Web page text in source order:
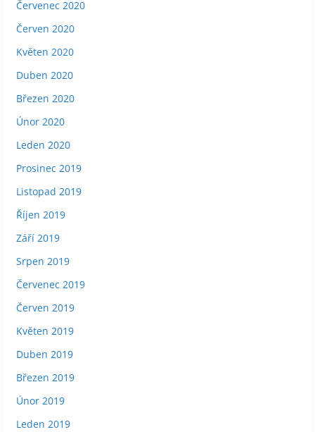
Červenec 2020
Červen 2020
Květen 2020
Duben 2020
Březen 2020
Únor 2020
Leden 2020
Prosinec 2019
Listopad 2019
Říjen 2019
Září 2019
Srpen 2019
Červenec 2019
Červen 2019
Květen 2019
Duben 2019
Březen 2019
Únor 2019
Leden 2019